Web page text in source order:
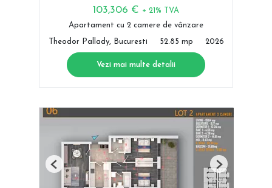
103,306 € + 21% TVA
Apartament cu 2 camere de vânzare
Theodor Pallady, Bucuresti 52.85 mp 2026
Vezi mai multe detalii
Previous Next